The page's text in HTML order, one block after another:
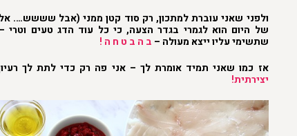
ולפני שאני עוברת למתכון, רק סוד קטן ממני(אבל שששש…. אל
של היום הוא לגמרי בגדר הצעה, כי כל עוד הדג טעים
שתשימי עליו ייצא מעולה – ב ה ב ט ח ה !
אז כמו שאני תמיד אומרת לך – אני פה רק כדי לתת לך
יצירתית!